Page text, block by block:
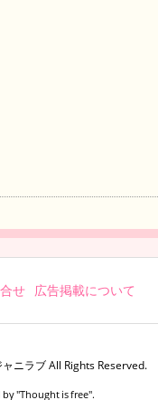
せ 広告掲載について
ニラブAll Rights Reserved.
by "Thought is free".